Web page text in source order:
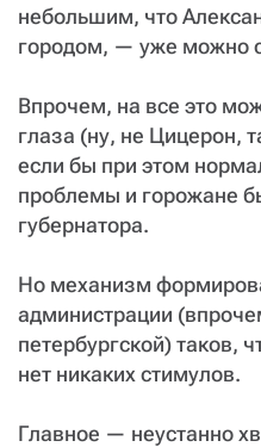
небольшим, что
городом, — уже можно
Впрочем, на все это
глаза (ну, не Цицерон,
если бы при этом
проблемы и горожане
губернатора.
Но механизм
администрации
петербургской) таков,
нет никаких стимулов.
Главное — неустанно